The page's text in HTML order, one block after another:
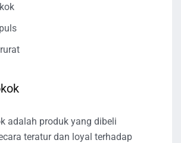
adalah produk yang dibeli
teratur dan loyal terhadap